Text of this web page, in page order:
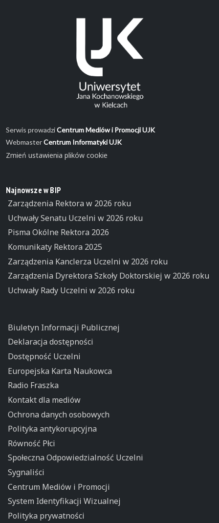
Serwis prowadziCentrum Mediów i Promocji UJK
WebmasterCentrum Informatyki UJK
Zmień ustawienia plików cookie
Najnowsze w BIP
Zarządzenia Rektora w 2026 roku
Uchwały Senatu Uczelni w 2026 roku
Pisma Okólne Rektora 2026
Komunikaty Rektora 2025
Zarządzenia Kanclerza Uczelni w 2026 roku
Zarządzenia Dyrektora Szkoły Doktorskiej w 2026 roku
Uchwały Rady Uczelni w 2026 roku
Biuletyn Informacji Publicznej
Deklaracja dostępności
Dostępność Uczelni
Europejska Karta Naukowca
Radio Fraszka
Kontakt dla mediów
Ochrona danych osobowych
Polityka antykorupcyjna
Równość Płci
Społeczna Odpowiedzialność Uczelni
Sygnaliści
Centrum Mediów i Promocji
System Identyfikacji Wizualnej
Polityka prywatności